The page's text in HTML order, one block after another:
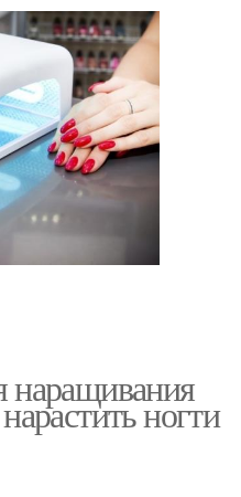
наращивания
ногти